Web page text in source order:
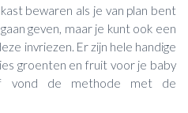
bewaren als je van plan bent
geven, maar je kunt ook een
invriezen. Er zijn hele handige
groenten en fruit voor je baby
vond de methode met de